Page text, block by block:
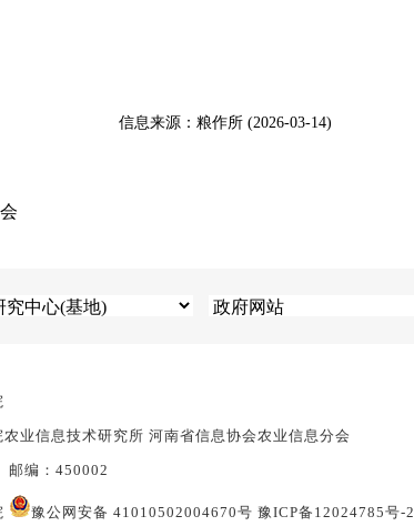
信息来源：粮作所 (2026-03-14)
业信息技术研究所 河南省信息协会农业信息分会
邮编：450002
豫公网安备 41010502004670号 豫ICP备12024785号-2